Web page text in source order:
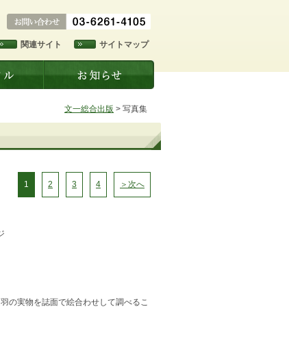
サイトマップ
関連サイト
文一総合出版 > 写真集
1 2 3 4 ＞次へ
の実物を誌面で絵合わせして調べるこ